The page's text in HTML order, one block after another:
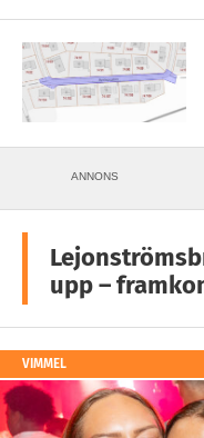
ANNONS
upp –
VIMMEL